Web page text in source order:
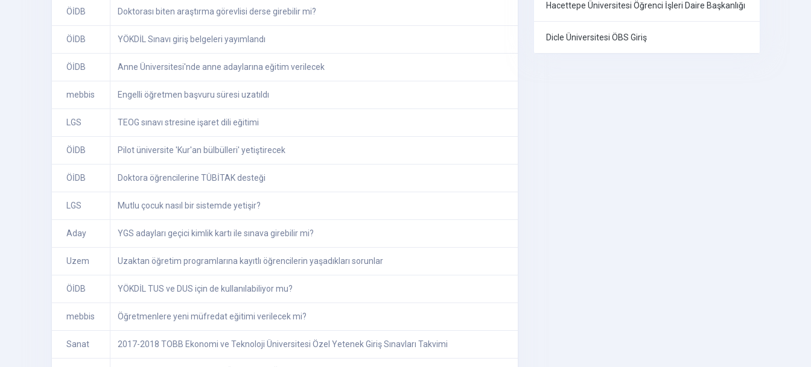
ÖİDB Doktorası biten araştırma görevlisi derse girebilir mi?
ÖİDB YÖKDİL Sınavı giriş belgeleri yayımlandı
ÖİDB Anne Üniversitesi'nde anne adaylarına eğitim verilecek
mebbis Engelli öğretmen başvuru süresi uzatıldı
LGS TEOG sınavı stresine işaret dili eğitimi
ÖİDB Pilot üniversite 'Kur'an bülbülleri' yetiştirecek
ÖİDB Doktora öğrencilerine TÜBİTAK desteği
LGS Mutlu çocuk nasıl bir sistemde yetişir?
Aday YGS adayları geçici kimlik kartı ile sınava girebilir mi?
Uzem Uzaktan öğretim programlarına kayıtlı öğrencilerin yaşadıkları sorunlar
ÖİDB YÖKDİL TUS ve DUS için de kullanılabiliyor mu?
mebbis Öğretmenlere yeni müfredat eğitimi verilecek mi?
Sanat 2017-2018 TOBB Ekonomi ve Teknoloji Üniversitesi Özel Yetenek Giriş Sınavları Takvimi
Hacettepe Üniversitesi Öğrenci İşleri Daire Başkanlığı
Dicle Üniversitesi ÖBS Giriş